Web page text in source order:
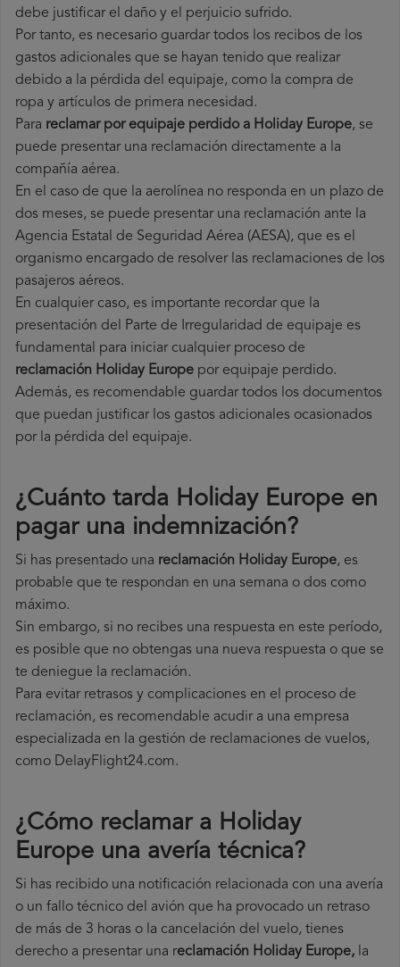
debe justificar el daño y el perjuicio sufrido.
Por tanto, es necesario guardar todos los recibos de los
gastos adicionales que se hayan tenido que realizar
debido a la pérdida del equipaje, como la compra de
ropa y artículos de primera necesidad.
Para reclamar por equipaje perdido a Holiday Europe, se
puede presentar una reclamación directamente a la
compañía aérea.
En el caso de que la aerolínea no responda en un plazo de
dos meses, se puede presentar una reclamación ante la
Agencia Estatal de Seguridad Aérea (AESA), que es el
organismo encargado de resolver las reclamaciones de los
pasajeros aéreos.
En cualquier caso, es importante recordar que la
presentación del Parte de Irregularidad de equipaje es
fundamental para iniciar cualquier proceso de
reclamación Holiday Europe por equipaje perdido.
Además, es recomendable guardar todos los documentos
que puedan justificar los gastos adicionales ocasionados
por la pérdida del equipaje.
¿Cuánto tarda Holiday Europe en
pagar una indemnización?
Si has presentado una reclamación Holiday Europe, es
probable que te respondan en una semana o dos como
máximo.
Sin embargo, si no recibes una respuesta en este período,
es posible que no obtengas una nueva respuesta o que se
te deniegue la reclamación.
Para evitar retrasos y complicaciones en el proceso de
reclamación, es recomendable acudir a una empresa
especializada en la gestión de reclamaciones de vuelos,
como DelayFlight24.com.
¿Cómo reclamar a Holiday
Europe una avería técnica?
Si has recibido una notificación relacionada con una avería
o un fallo técnico del avión que ha provocado un retraso
de más de 3 horas o la cancelación del vuelo, tienes
derecho a presentar una reclamación Holiday Europe, la